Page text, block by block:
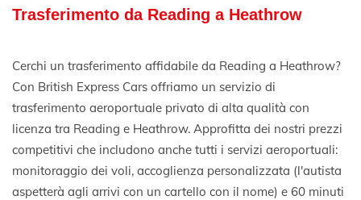
Trasferimento da Reading a Heathrow
Cerchi un trasferimento affidabile da Reading a Heathrow?
Con British Express Cars offriamo un servizio di
trasferimento aeroportuale privato di alta qualità con
licenza tra Reading e Heathrow. Approfitta dei nostri prezzi
competitivi che includono anche tutti i servizi aeroportuali:
monitoraggio dei voli, accoglienza personalizzata (l'autista
aspetterà agli arrivi con un cartello con il nome) e 60 minuti